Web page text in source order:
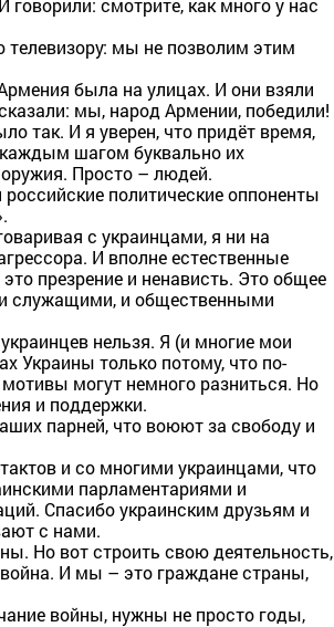
смотрите, как много у нас
мы не позволим этим
была на улицах. И они взяли
мы, народ Армении, победили!
так. И я уверен, что придёт время,
шагом буквально их
Просто – людей.
политические оппоненты
с украинцами, я ни на
И вполне естественные
презрение и ненависть. Это общее
служащими, и общественными
нельзя. Я (и многие мои
Украины только потому, что по-
могут немного разниться. Но
и поддержки.
парней, что воюют за свободу и
и со многими украинцами, что
парламентариями и
Спасибо украинским друзьям и
с нами.
Но вот строить свою деятельность,
И мы – это граждане страны,
войны, нужны не просто годы,